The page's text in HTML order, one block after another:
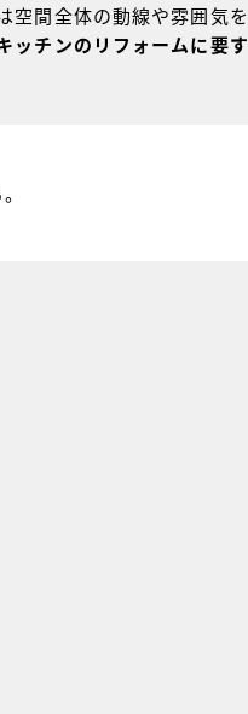
空間全体の動線や雰囲気を
ッチンのリフォームに要す